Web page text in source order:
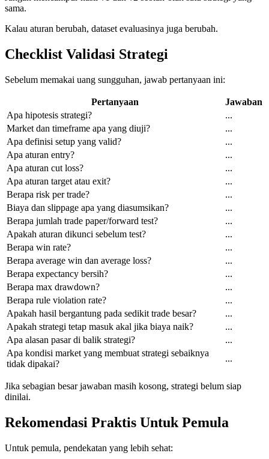
sama.
Kalau aturan berubah, dataset evaluasinya juga berubah.
Checklist Validasi Strategi
Sebelum memakai uang sungguhan, jawab pertanyaan ini:
Pertanyaan
Jawaban
Apa hipotesis strategi?
...
Market dan timeframe apa yang diuji?
...
Apa definisi setup yang valid?
...
Apa aturan entry?
...
Apa aturan cut loss?
...
Apa aturan target atau exit?
...
Berapa risk per trade?
...
Biaya dan slippage apa yang diasumsikan?
...
Berapa jumlah trade paper/forward test?
...
Apakah aturan dikunci sebelum test?
...
Berapa win rate?
...
Berapa average win dan average loss?
...
Berapa expectancy bersih?
...
Berapa max drawdown?
...
Berapa rule violation rate?
...
Apakah hasil bergantung pada sedikit trade besar?
...
Apakah strategi tetap masuk akal jika biaya naik?
...
Apa alasan pasar di balik strategi?
...
Apa kondisi market yang membuat strategi sebaiknya
tidak dipakai?
...
Jika sebagian besar jawaban masih kosong, strategi belum siap
dinilai.
Rekomendasi Praktis Untuk Pemula
Untuk pemula, pendekatan yang lebih sehat: